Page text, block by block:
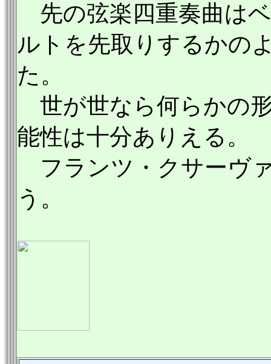
先の弦楽四重奏曲は
ルトを先取りするかの
た。
世が世なら何らかの
能性は十分ありえる。
フランツ・クサーヴ
う。